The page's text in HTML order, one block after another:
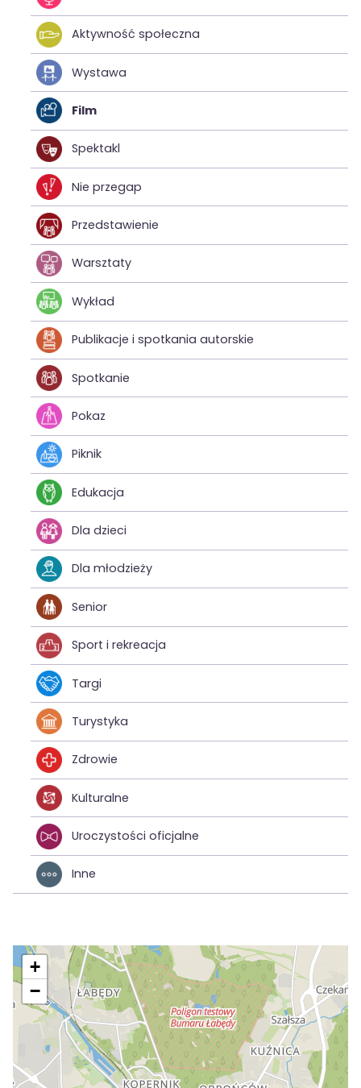
Aktywność społeczna
Wystawa
Film
Spektakl
Nie przegap
Przedstawienie
Warsztaty
Wykład
Publikacje i spotkania autorskie
Spotkanie
Pokaz
Piknik
Edukacja
Dla dzieci
Dla młodzieży
Senior
Sport i rekreacja
Targi
Turystyka
Zdrowie
Kulturalne
Uroczystości oficjalne
Inne
+
−